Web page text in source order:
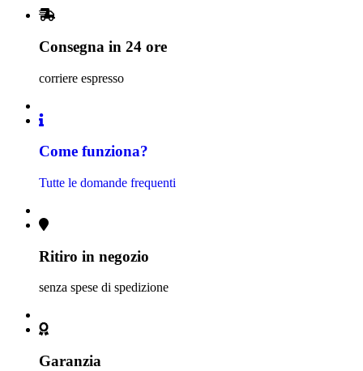
Consegna in 24 ore
corriere espresso
Come funziona?
Tutte le domande frequenti
Ritiro in negozio
senza spese di spedizione
Garanzia